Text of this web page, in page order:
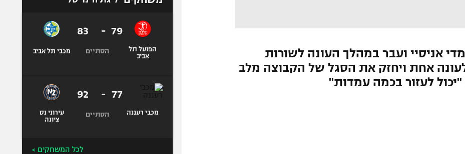
אניסיי ועבר במהלך העונה לשורות
לעונה אחת ויחזק את הסגל של הקבוצה מלב
לעזור בכמה עמדות"
הפועל תל
אביב
79
-
83
הסתיים מכבי תל אביב
מכבי רעננה
77
-
92
הסתיים
עירוני נס
ציונה
לכל המשחקים >